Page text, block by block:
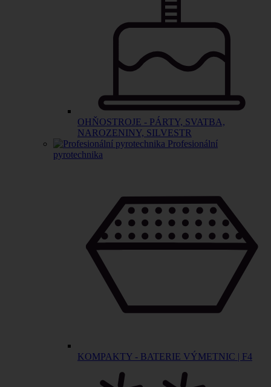
OHŇOSTROJE - PÁRTY, SVATBA,
NAROZENINY, SILVESTR
Profesionální
pyrotechnika
KOMPAKTY - BATERIE VÝMETNIC | F4